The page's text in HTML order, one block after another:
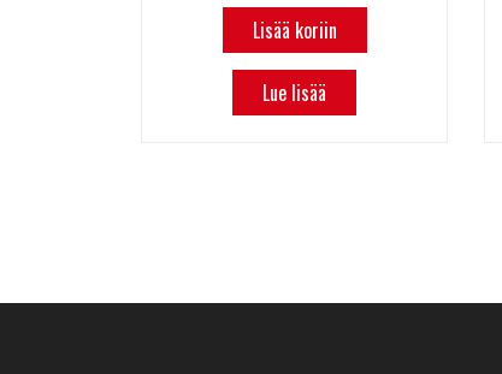
Lisää koriin
Lue lisää